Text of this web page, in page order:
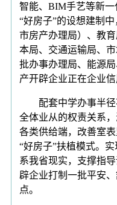
智能、BIM手艺等新
“好房子”的设想建制
市房产办理局）、教
本局、交通运输局、
批办事办理局、能源
产开辟企业正在企业
配套中学办事半径
全体业从的权责关系
各类供给端，改善室
“好房子”扶植模式。
系我省现实，支撑指
辟企业打制一批平安
点。